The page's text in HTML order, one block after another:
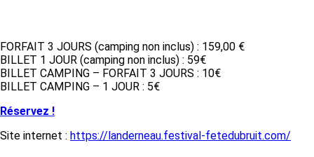
FORFAIT 3 JOURS (camping non inclus) : 159,00 €
BILLET 1 JOUR (camping non inclus) : 59€
BILLET CAMPING – FORFAIT 3 JOURS : 10€
BILLET CAMPING – 1 JOUR : 5€
Réservez !
Site internet : https://landerneau.festival-fetedubruit.com/